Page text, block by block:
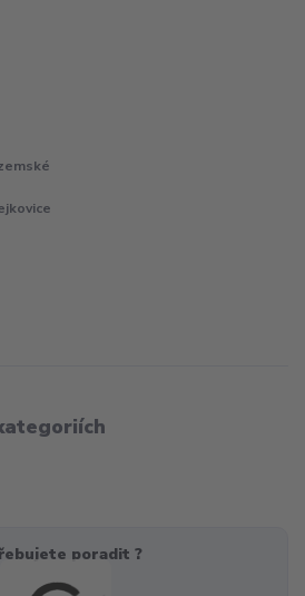
poradit ?